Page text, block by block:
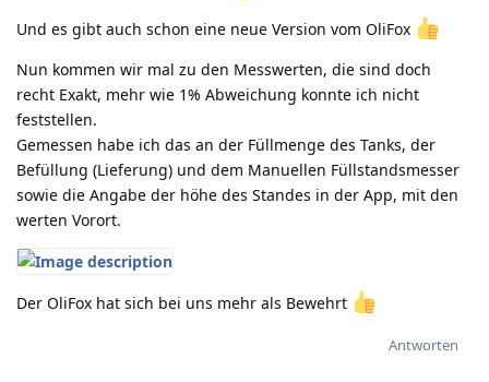
Und es gibt auch schon eine neue Version vom OliFox
Nun kommen wir mal zu den Messwerten, die sind doch
recht Exakt, mehr wie 1% Abweichung konnte ich nicht
feststellen.
Gemessen habe ich das an der Füllmenge des Tanks, der
Befüllung (Lieferung) und dem Manuellen Füllstandsmesser
sowie die Angabe der höhe des Standes in der App, mit den
werten Vorort.
Der OliFox hat sich bei uns mehr als Bewehrt
Antworten